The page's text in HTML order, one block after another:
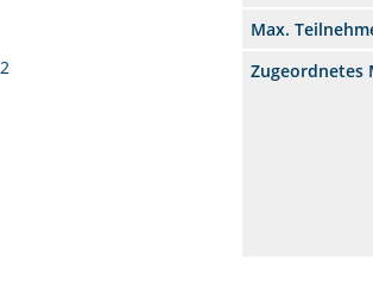
Max.
Zugeordnetes